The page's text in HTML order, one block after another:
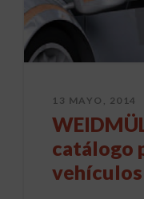
13 MAYO, 2014
catálogo